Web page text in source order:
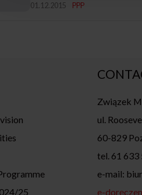
01.12.2015 PPP
25
Związek
ul.
60-829
tel. 61 633
e-mail:
e-